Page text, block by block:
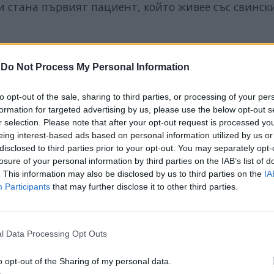
Do Not Process My Personal Information
opt-out of the sale, sharing to third parties, or processing of your
for targeted advertising by us, please use the below opt-out
selection. Please note that after your opt-out request is processed
interest-based ads based on personal information utilized by us
to third parties prior to your opt-out. You may separately
of your personal information by third parties on the IAB’s list of
This information may also be disclosed by us to third parties on the
Participants that may further disclose it to other third parties.
Data Processing Opt Outs
opt-out of the Sharing of my personal data.
първият пациент, който живее със
70 години, които са на диализа не по-малко
седмици. Ако резултатите се окажат успешни,
превърнат в ново решение на хроничния
НОВИНИ »
Последвайте ни във